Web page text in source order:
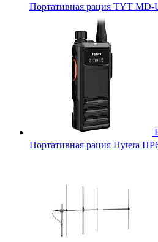
Портативная рация TYT
Портативная рация Hytera